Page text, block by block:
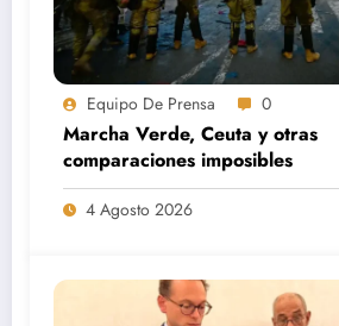
Equipo De Prensa 0
Marcha Verde, Ceuta y otras
comparaciones imposibles
4 Agosto 2026